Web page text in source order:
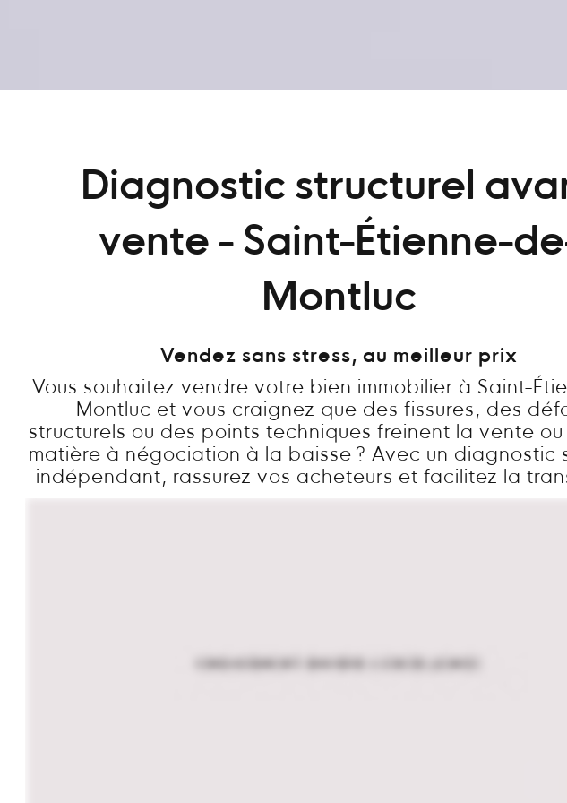
Diagnostic structurel
vente - Saint-Étienne-
Montluc
Vendez sans stress, au meilleur prix
Vous souhaitez vendre votre bien immobilier à Saint-
Montluc et vous craignez que des fissures, des
structurels ou des points techniques freinent la vente
matière à négociation à la baisse ? Avec un diagnostic
indépendant, rassurez vos acheteurs et facilitez la